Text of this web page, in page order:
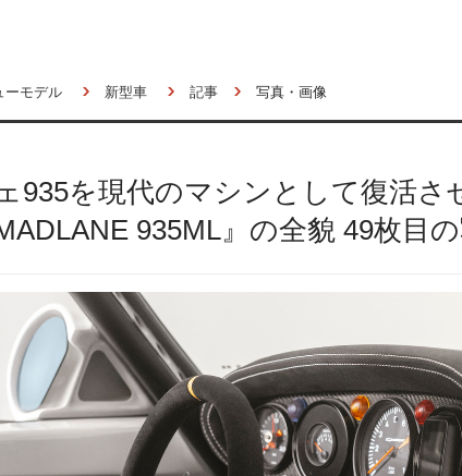
ーモデル 新型車 記事 写真・画像
935を現代のマシンとして復活
935ML』の全貌 49枚目